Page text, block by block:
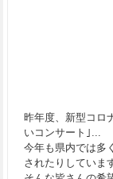
昨年度、新型コロ
いコンサート｣...
今年も県内では多
されたりしていま